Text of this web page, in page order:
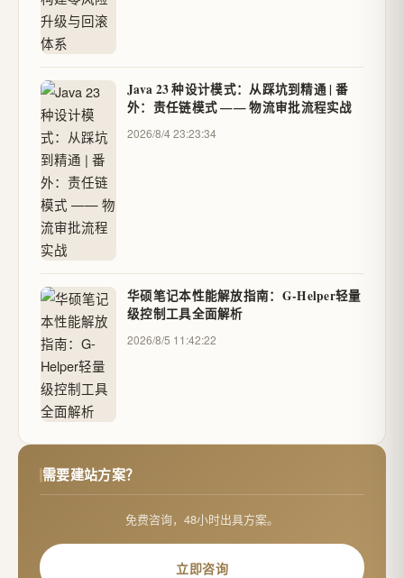
Java 23 种设计模式：从踩坑到精通 | 番
外：责任链模式 —— 物流审批流程实战
2026/8/4 23:23:34
华硕笔记本性能解放指南：G-Helper轻量
级控制工具全面解析
2026/8/5 11:42:22
需要建站方案？
免费咨询，48小时出具方案。
立即咨询